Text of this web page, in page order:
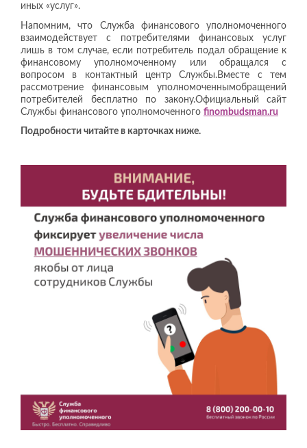
иных «услуг».
Напомним, что Служба финансового уполномоченного
взаимодействует с потребителями финансовых услуг
лишь в том случае, если потребитель подал обращение к
финансовому уполномоченному или обращался с
вопросом в контактный центр Службы.Вместе с тем
рассмотрение финансовым уполномоченнымобращений
потребителей бесплатно по закону.Официальный сайт
Службы финансового уполномоченного finombudsman.ru
Подробности читайте в карточках ниже.